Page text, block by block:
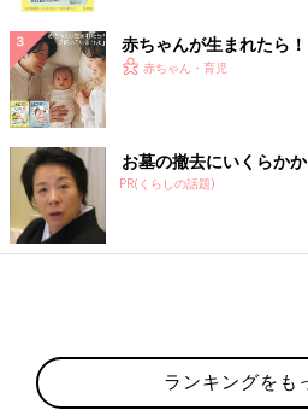
赤ちゃんが生まれたら
赤ちゃん・育児
お墓の撤去にいくらか
PR(くらしの話題)
ランキングをも